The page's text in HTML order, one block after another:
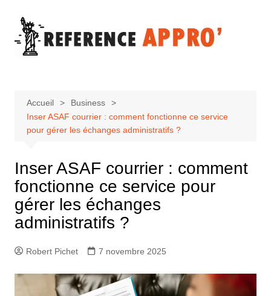
contenu
Accueil
Business
Inser ASAF courrier : comment fonctionne ce service
pour gérer les échanges administratifs ?
Inser ASAF courrier : comment
fonctionne ce service pour
gérer les échanges
administratifs ?
Robert Pichet 7 novembre 2025